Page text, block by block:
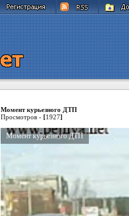
Момент курьезного ДТП
Просмотров - [1927]
Момент курьезного ДТП